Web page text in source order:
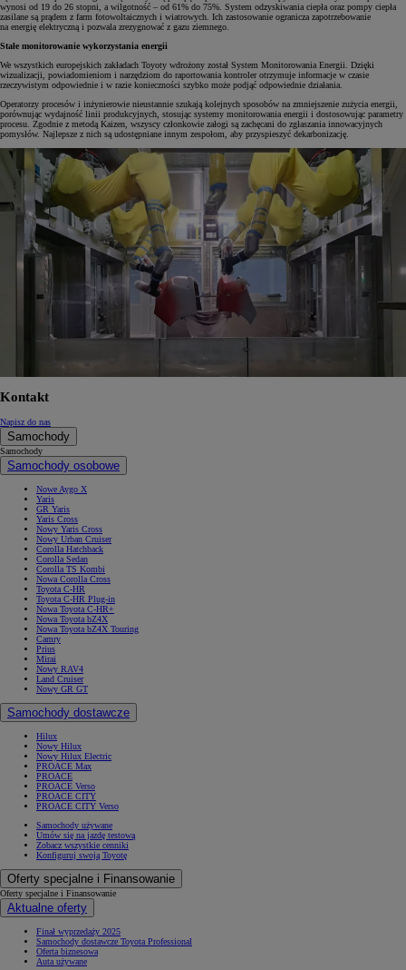
wynosi od 19 do 26 stopni, a wilgotność – od 61% do 75%. System odzyskiwania ciepła oraz pompy ciepła
zasilane są prądem z farm fotowoltaicznych i wiatrowych. Ich zastosowanie ogranicza zapotrzebowanie
na energię elektryczną i pozwala zrezygnować z gazu ziemnego.
Stałe monitorowanie wykorzystania energii
We wszystkich europejskich zakładach Toyoty wdrożony został System Monitorowania Energii. Dzięki
wizualizacji, powiadomieniom i narzędziom do raportowania kontroler otrzymuje informacje w czasie
rzeczywistym odpowiednie i w razie konieczności szybko może podjąć odpowiednie działania.
Operatorzy procesów i inżynierowie nieustannie szukają kolejnych sposobów na zmniejszenie zużycia energii,
porównując wydajność linii produkcyjnych, stosując systemy monitorowania energii i dostosowując parametry
procesu. Zgodnie z metodą Kaizen, wszyscy członkowie załogi są zachęcani do zgłaszania innowacyjnych
pomysłów. Najlepsze z nich są udostępniane innym zespołom, aby przyspieszyć dekarbonizację.
Kontakt
Napisz do nas
Samochody
Samochody
Samochody osobowe
Nowe Aygo X
Yaris
GR Yaris
Yaris Cross
Nowy Yaris Cross
Nowy Urban Cruiser
Corolla Hatchback
Corolla Sedan
Corolla TS Kombi
Nowa Corolla Cross
Toyota C-HR
Toyota C-HR Plug-in
Nowa Toyota C-HR+
Nowa Toyota bZ4X
Nowa Toyota bZ4X Touring
Camry
Prius
Mirai
Nowy RAV4
Land Cruiser
Nowy GR GT
Samochody dostawcze
Hilux
Nowy Hilux
Nowy Hilux Electric
PROACE Max
PROACE
PROACE Verso
PROACE CITY
PROACE CITY Verso
Samochody używane
Umów się na jazdę testową
Zobacz wszystkie cenniki
Konfiguruj swoją Toyotę
Oferty specjalne i Finansowanie
Oferty specjalne i Finansowanie
Aktualne oferty
Finał wyprzedaży 2025
Samochody dostawcze Toyota Professional
Oferta biznesowa
Auta używane